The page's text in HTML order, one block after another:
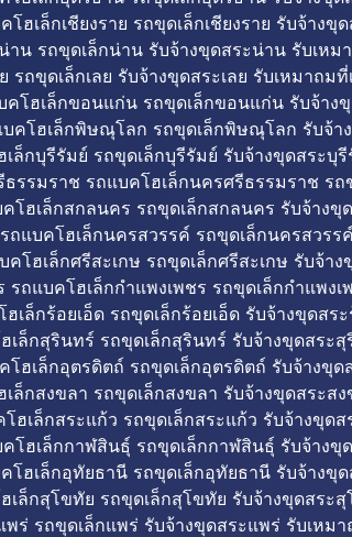
ฮเล็กเชียงราย รถขุดเล็กเชียงราย รับจ้างขุ
น รถขุดเล็กน่าน รับจ้างขุดสระน่าน รับเหม
รถขุดเล็กเลย รับจ้างขุดสระเลย รับเหมาถมที่
โฮเล็กขอนแก่น รถขุดเล็กขอนแก่น รับจ้า
คโฮเล็กพิษณุโลก รถขุดเล็กพิษณุโลก รับจ้
ล็กบุรีรัมย์ รถขุดเล็กบุรีรัมย์ รับจ้างขุดสระบุ
รรมราช รถแบคโฮเล็กนครศรีธรรมราช
โฮเล็กสกลนคร รถขุดเล็กสกลนคร รับจ้าง
แบคโฮเล็กนครสวรรค์ รถขุดเล็กนครสวร
โฮเล็กศรีสะเกษ รถขุดเล็กศรีสะเกษ รับจ้า
ถแบคโฮเล็กกำแพงเพชร รถขุดเล็กกำแพง
เล็กร้อยเอ็ด รถขุดเล็กร้อยเอ็ด รับจ้างขุดสร
ล็กสุรินทร์ รถขุดเล็กสุรินทร์ รับจ้างขุดสระ
ฮเล็กอุตรดิตถ์ รถขุดเล็กอุตรดิตถ์ รับจ้างขุ
ล็กสงขลา รถขุดเล็กสงขลา รับจ้างขุดสระส
ฮเล็กสระแก้ว รถขุดเล็กสระแก้ว รับจ้างขุด
โฮเล็กกาฬสินธุ์ รถขุดเล็กกาฬสินธุ์ รับจ้าง
ฮเล็กอุทัยธานี รถขุดเล็กอุทัยธานี รับจ้างขุ
ล็กสุโขทัย รถขุดเล็กสุโขทัย รับจ้างขุดสระ
ร่ รถขุดเล็กแพร่ รับจ้างขุดสระแพร่ รับเหม